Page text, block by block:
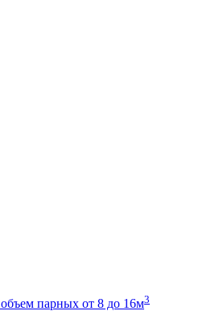
объем парных от 8 до 16м3